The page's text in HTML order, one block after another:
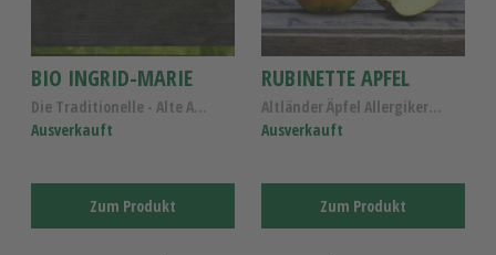
BIO INGRID-MARIE
Die Traditionelle - Alte Apfelsorte Kl.I
Ausverkauft
Zum Produkt
RUBINETTE APFEL
Altländer Äpfel Allergiker , Rubinette Apfel Kl.I
Ausverkauft
Zum Produkt